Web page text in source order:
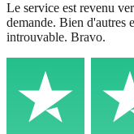
Le service est revenu
demande. Bien d'autres
introuvable. Bravo.